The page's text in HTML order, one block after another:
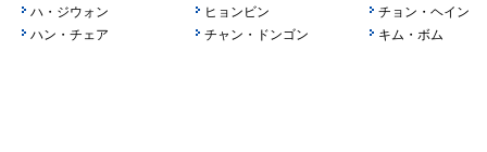
ハ・ジウォン
ハン・チェア
ヒョンビン
チャン・ドンゴン
チョン・ヘイン
キム・ボム